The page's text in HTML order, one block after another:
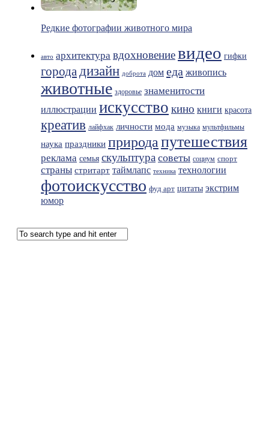
Редкие фотографии животного мира
авто архитектура вдохновениевидео гифки
городадизайн доброта дом еда живопись
животные здоровье знаменитости
иллюстрации искусство кино книги красота
креатив лайфхак личности мода музыка мультфильмы
наука праздники природапутешествия
реклама семья скульптура советы социум спорт
страны стритарт таймлапс техника технологии
фотоискусство фуд арт цитаты экстрим
юмор